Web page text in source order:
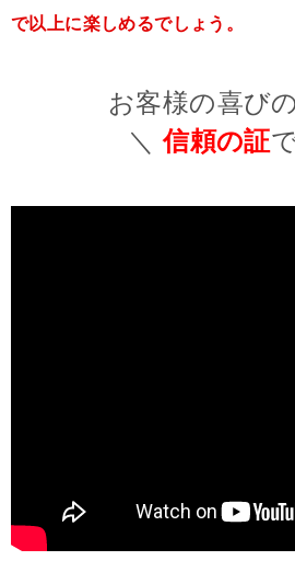
で以上に楽しめるでしょう。
お客様の喜び
＼信頼の証